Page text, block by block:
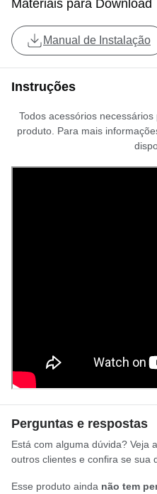
Materiais para Download
Manual de Instalação
Instruções
Todos acessórios
produto. Para mais
Perguntas e respostas
Está com alguma dúvida? Veja
outros clientes e confira se sua
Esse produto ainda não tem